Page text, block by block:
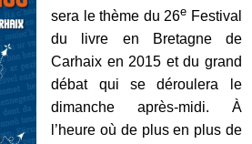
sera le thème du 26e Festival
du livre en Bretagne de
Carhaix en 2015 et du grand
débat qui se déroulera le
dimanche après-midi. À
l’heure où de plus en plus de